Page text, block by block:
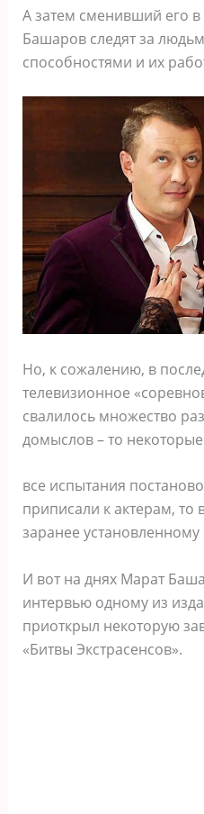
А затем сменивший его
Башаров следят за
способностями и их
Но, к сожалению, в
телевизионное
свалилось множество
домыслов – то
все испытания
приписали к актерам, то
заранее
И вот на днях Марат
интервью одному из
приоткрыл некоторую
«Битвы Экстрасенсов».